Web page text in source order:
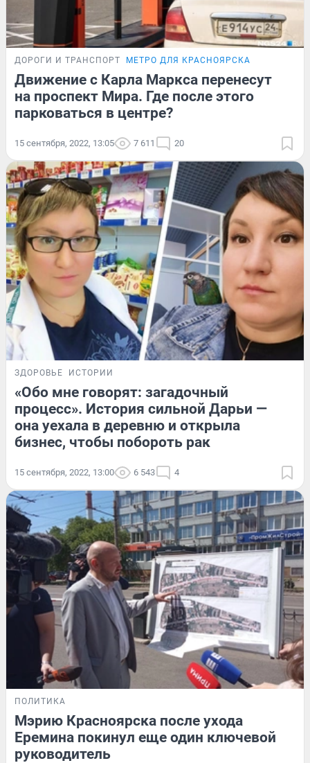
ДОРОГИ И ТРАНСПОРТ МЕТРО ДЛЯ КРАСНОЯРСКА
Движение с Карла Маркса перенесут
на проспект Мира. Где после этого
парковаться в центре?
15 сентября, 2022, 13:05 7 611 20
ЗДОРОВЬЕ ИСТОРИИ
«Обо мне говорят: загадочный
процесс». История сильной Дарьи —
она уехала в деревню и открыла
бизнес, чтобы побороть рак
15 сентября, 2022, 13:00 6 543 4
ПОЛИТИКА
Мэрию Красноярска после ухода
Еремина покинул еще один ключевой
руководитель